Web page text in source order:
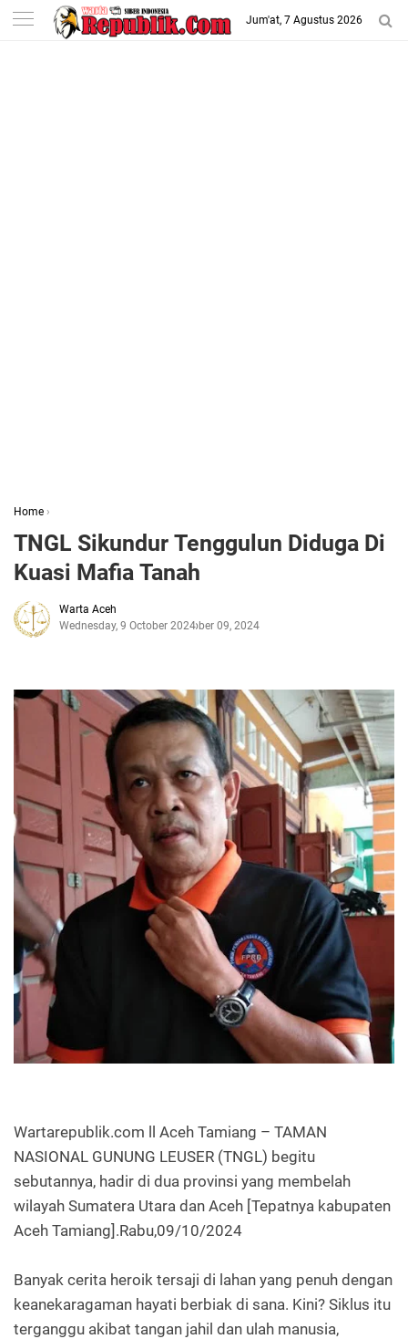
-->
Jum'at, 7 Agustus 2026
Home ›
TNGL Sikundur Tenggulun Diduga Di
Kuasi Mafia Tanah
Warta Aceh
Wednesday, 9 October 2024October 09, 2024
Wartarepublik.com ll Aceh Tamiang – TAMAN
NASIONAL GUNUNG LEUSER (TNGL) begitu
sebutannya, hadir di dua provinsi yang membelah
wilayah Sumatera Utara dan Aceh [Tepatnya kabupaten
Aceh Tamiang].Rabu,09/10/2024
Banyak cerita heroik tersaji di lahan yang penuh dengan
keanekaragaman hayati berbiak di sana. Kini? Siklus itu
terganggu akibat tangan jahil dan ulah manusia,